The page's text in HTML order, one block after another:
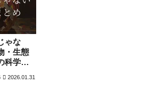
ゃな
・生態
科学ま
2026.01.31